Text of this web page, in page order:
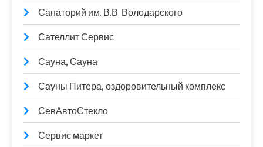
Санаторий им. В.В. Володарского
Сателлит Сервис
Сауна, Сауна
Сауны Питера, оздоровительный комплекс
СевАвтоСтекло
Сервис маркет